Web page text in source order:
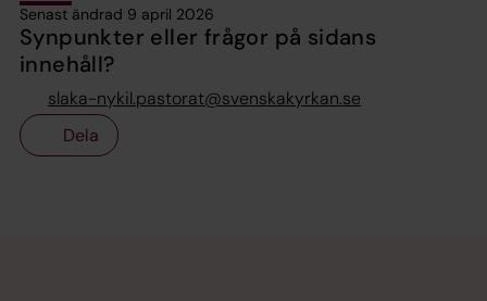
Senast ändrad 9 april 2026
Synpunkter eller frågor på sidans
innehåll?
slaka-nykil.pastorat@svenskakyrkan.se
Dela